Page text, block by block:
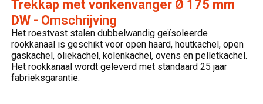
VOEG
GESELECTEERDE
TOE AAN
WINKELWAGEN
Trekkap met vonkenvanger Ø 175 mm
DW - Omschrijving
Het roestvast stalen dubbelwandig geïsoleerde
rookkanaal is geschikt voor open haard, houtkachel, open
gaskachel, oliekachel, kolenkachel, ovens en pelletkachel.
Het rookkanaal wordt geleverd met standaard 25 jaar
fabrieksgarantie.